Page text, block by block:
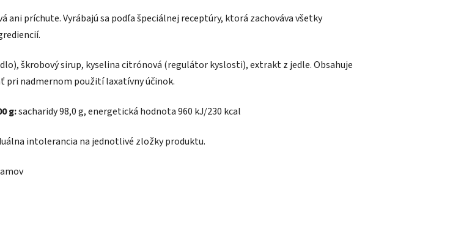
ani príchute. Vyrábajú sa podľa špeciálnej receptúry, ktorá zachováva všetky
škrobový sirup, kyselina citrónová (regulátor kyslosti), extrakt z jedle. Obsahuje
pri nadmernom použití laxatívny účinok.
g:sacharidy 98,0 g, energetická hodnota 960 kJ/230 kcal
intolerancia na jednotlivé zložky produktu.